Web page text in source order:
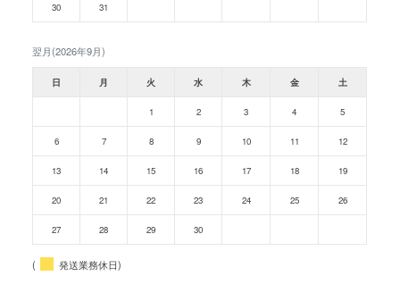
30 31
翌月(2026年9月)
日 月 火 水 木 金 土
1 2 3 4 5
6 7 8 9 10 11 12
13 14 15 16 17 18 19
20 21 22 23 24 25 26
27 28 29 30
( 発送業務休日)